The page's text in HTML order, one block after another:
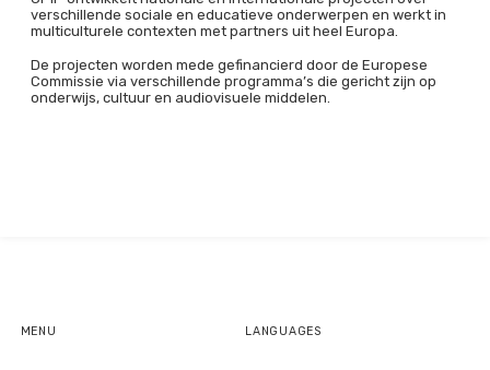
verschillende sociale en educatieve onderwerpen en werkt in
multiculturele contexten met partners uit heel Europa.
De projecten worden mede gefinancierd door de Europese
Commissie via verschillende programma’s die gericht zijn op
onderwijs, cultuur en audiovisuele middelen.
MENU LANGUAGES